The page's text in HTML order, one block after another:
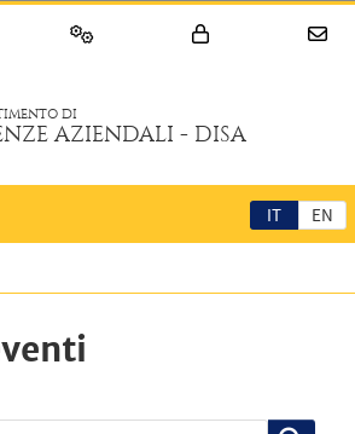
DI
AZIENDALI - DISA
IT EN